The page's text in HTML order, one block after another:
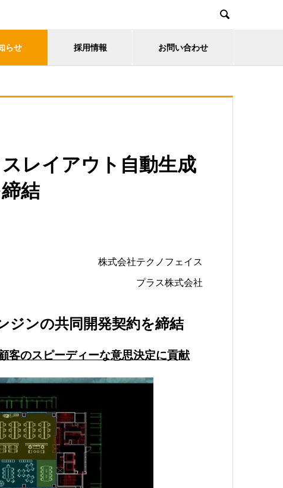

らせ 採用情報 お問い合わせ
レイアウト自動生成
結
株式会社テクノフェイス
プラス株式会社
ジンの共同開発契約を締結
客のスピーディーな意思決定に貢献